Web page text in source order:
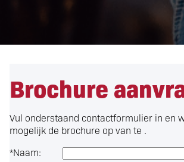
Brochure
Vul onderstaand contactformulier in en
mogelijk de brochure op van te .
*Naam: